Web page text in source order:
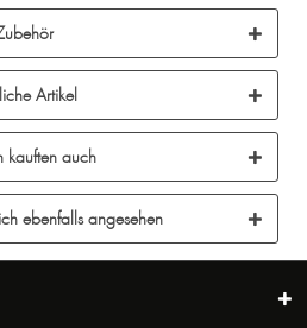
Artikel
kauften auch
ebenfalls angesehen